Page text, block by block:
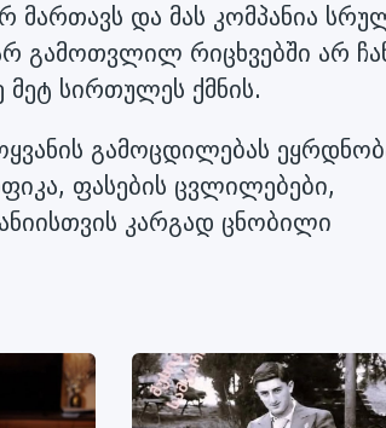
მართავს და მას კომპანია
გამოთვლილ რიცხვებში არ
მეტ სირთულეს ქმნის.
გამოცდილებას
ფასების ცვლილებები,
კარგად ცნობილი